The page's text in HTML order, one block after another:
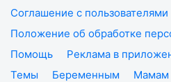
Соглашение с пользователями
Положение об обработке
Помощь
Реклама в
Темы
Беременным Мамам